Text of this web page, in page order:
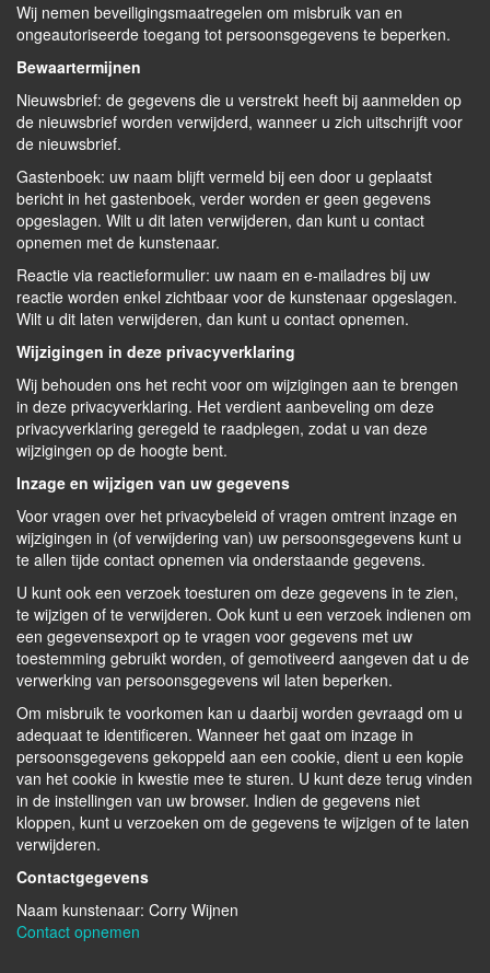
Wij nemen beveiligingsmaatregelen om misbruik van en
ongeautoriseerde toegang tot persoonsgegevens te beperken.
Bewaartermijnen
Nieuwsbrief: de gegevens die u verstrekt heeft bij aanmelden op
de nieuwsbrief worden verwijderd, wanneer u zich uitschrijft voor
de nieuwsbrief.
Gastenboek: uw naam blijft vermeld bij een door u geplaatst
bericht in het gastenboek, verder worden er geen gegevens
opgeslagen. Wilt u dit laten verwijderen, dan kunt u contact
opnemen met de kunstenaar.
Reactie via reactieformulier: uw naam en e-mailadres bij uw
reactie worden enkel zichtbaar voor de kunstenaar opgeslagen.
Wilt u dit laten verwijderen, dan kunt u contact opnemen.
Wijzigingen in deze privacyverklaring
Wij behouden ons het recht voor om wijzigingen aan te brengen
in deze privacyverklaring. Het verdient aanbeveling om deze
privacyverklaring geregeld te raadplegen, zodat u van deze
wijzigingen op de hoogte bent.
Inzage en wijzigen van uw gegevens
Voor vragen over het privacybeleid of vragen omtrent inzage en
wijzigingen in (of verwijdering van) uw persoonsgegevens kunt u
te allen tijde contact opnemen via onderstaande gegevens.
U kunt ook een verzoek toesturen om deze gegevens in te zien,
te wijzigen of te verwijderen. Ook kunt u een verzoek indienen om
een gegevensexport op te vragen voor gegevens met uw
toestemming gebruikt worden, of gemotiveerd aangeven dat u de
verwerking van persoonsgegevens wil laten beperken.
Om misbruik te voorkomen kan u daarbij worden gevraagd om u
adequaat te identificeren. Wanneer het gaat om inzage in
persoonsgegevens gekoppeld aan een cookie, dient u een kopie
van het cookie in kwestie mee te sturen. U kunt deze terug vinden
in de instellingen van uw browser. Indien de gegevens niet
kloppen, kunt u verzoeken om de gegevens te wijzigen of te laten
verwijderen.
Contactgegevens
Naam kunstenaar: Corry Wijnen
Contact opnemen